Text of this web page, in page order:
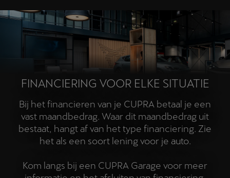
FINANCIERING VOOR ELKE SITUATIE
Bij het financieren van je CUPRA betaal je een
vast maandbedrag. Waar dit maandbedrag uit
bestaat, hangt af van het type financiering. Zie
het als een soort lening voor je auto.
Kom langs bij een CUPRA Garage voor meer